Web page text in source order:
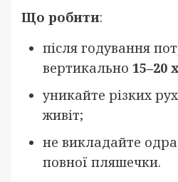
Що робити:
після годування
вертикально 15–20
уникайте різких
живіт;
не викладайте
повної пляшечки.